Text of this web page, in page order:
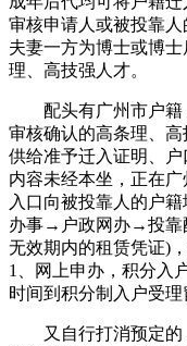
审核申请人或被投靠人
夫妻一方为博士或博
理、高技强人才。
配头有广州市户籍
审核确认的高条理、
供给准予迁入证明、
内容未经本坐，正在
入口向被投靠人的户
办事→户政网办→投靠
无效期内的租赁凭证)
1、网上申办，积分入
时间到积分制入户受理
又自行打消预定的